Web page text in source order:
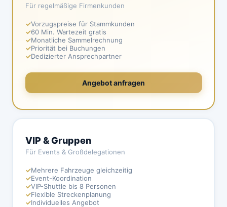
Für regelmäßige Firmenkunden
✓Vorzugspreise für Stammkunden
✓60 Min. Wartezeit gratis
✓Monatliche Sammelrechnung
✓Priorität bei Buchungen
✓Dedizierter Ansprechpartner
Angebot anfragen
VIP & Gruppen
Für Events & Großdelegationen
✓Mehrere Fahrzeuge gleichzeitig
✓Event-Koordination
✓VIP-Shuttle bis 8 Personen
✓Flexible Streckenplanung
✓Individuelles Angebot